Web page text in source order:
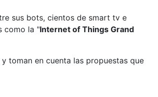
sus bots, cientos de smart tv e
como la "Internet of Things Grand
toman en cuenta las propuestas que